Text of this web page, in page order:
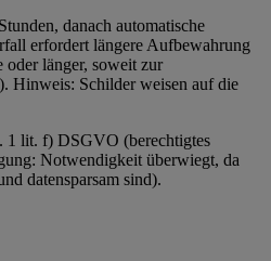
danach automatische
erfordert längere Aufbewahrung
länger, soweit zur
Hinweis: Schilder weisen auf die
1 lit. f) DSGVO (berechtigtes
Notwendigkeit überwiegt, da
datensparsam sind).